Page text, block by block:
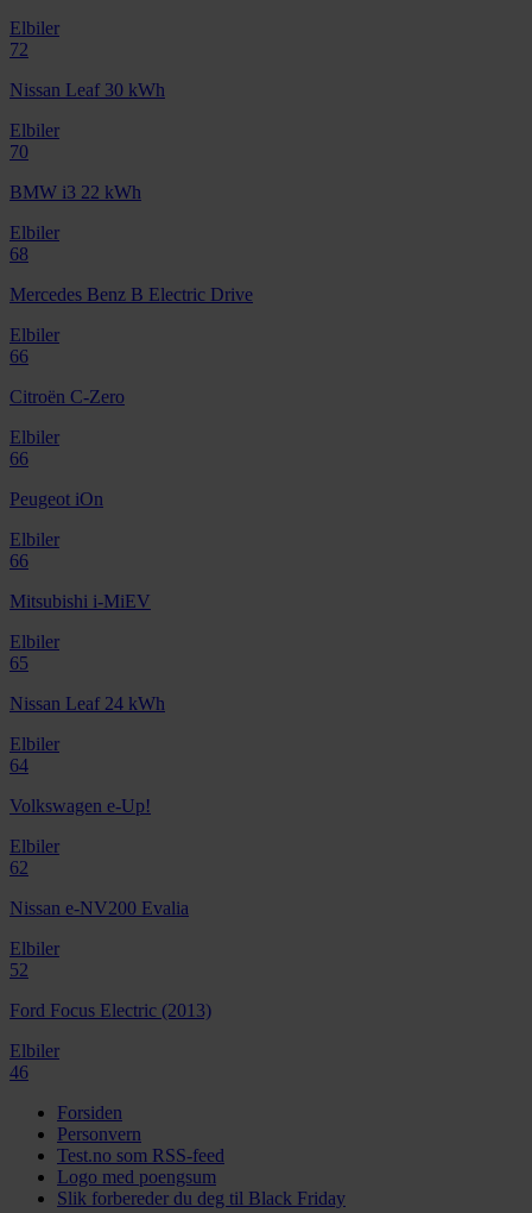
Elbiler
72
Nissan Leaf 30 kWh
Elbiler
70
BMW i3 22 kWh
Elbiler
68
Mercedes Benz B Electric Drive
Elbiler
66
Citroën C-Zero
Elbiler
66
Peugeot iOn
Elbiler
66
Mitsubishi i-MiEV
Elbiler
65
Nissan Leaf 24 kWh
Elbiler
64
Volkswagen e-Up!
Elbiler
62
Nissan e-NV200 Evalia
Elbiler
52
Ford Focus Electric (2013)
Elbiler
46
Forsiden
Personvern
Test.no som RSS-feed
Logo med poengsum
Slik forbereder du deg til Black Friday